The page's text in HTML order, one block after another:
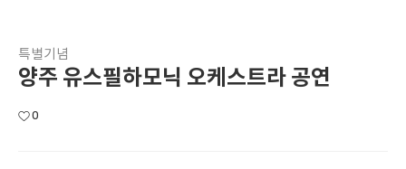
특별기념
양주 유스필하모닉 오케스트라 공연
0